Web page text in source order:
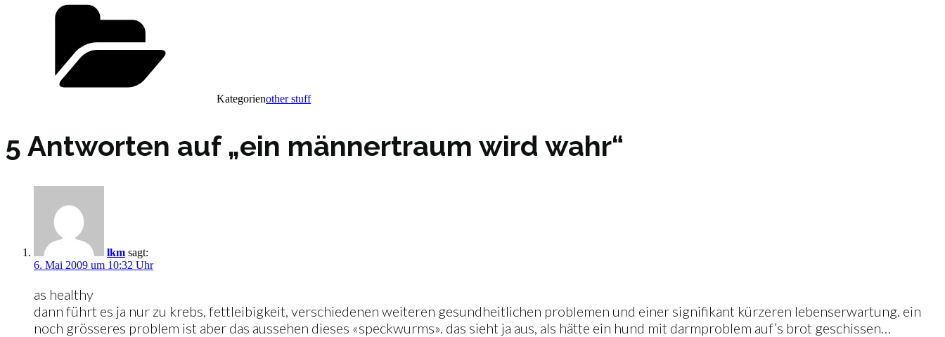
Kategorienother stuff
5 Antworten auf „ein männertraum wird wahr“
lkm sagt:
6. Mai 2009 um 10:32 Uhr
as healthy
dann führt es ja nur zu krebs, fettleibigkeit, verschiedenen weiteren gesundheitlichen problemen und einer signifikant kürzeren lebenserwartung. ein
noch grösseres problem ist aber das aussehen dieses «speckwurms». das sieht ja aus, als hätte ein hund mit darmproblem auf’s brot geschissen…